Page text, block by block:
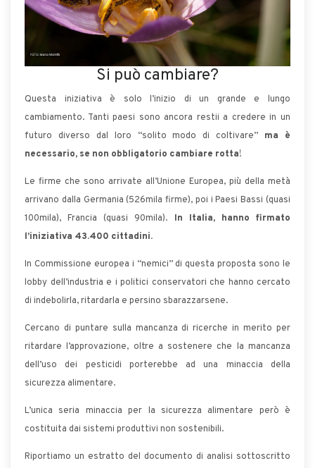
Si può cambiare?
Questa iniziativa è solo l’inizio di un grande e lungo
cambiamento. Tanti paesi sono ancora restii a credere in un
futuro diverso dal loro “solito modo di coltivare” ma è
necessario, se non obbligatorio cambiare rotta!
Le firme che sono arrivate all’Unione Europea, più della metà
arrivano dalla Germania (526mila firme), poi i Paesi Bassi (quasi
100mila), Francia (quasi 90mila). In Italia, hanno firmato
l’iniziativa 43.400 cittadini.
In Commissione europea i “nemici” di questa proposta sono le
lobby dell’industria e i politici conservatori che hanno cercato
di indebolirla, ritardarla e persino sbarazzarsene.
Cercano di puntare sulla mancanza di ricerche in merito per
ritardare l’approvazione, oltre a sostenere che la mancanza
dell’uso dei pesticidi porterebbe ad una minaccia della
sicurezza alimentare.
L’unica seria minaccia per la sicurezza alimentare però è
costituita dai sistemi produttivi non sostenibili.
Riportiamo un estratto del documento di analisi sottoscritto